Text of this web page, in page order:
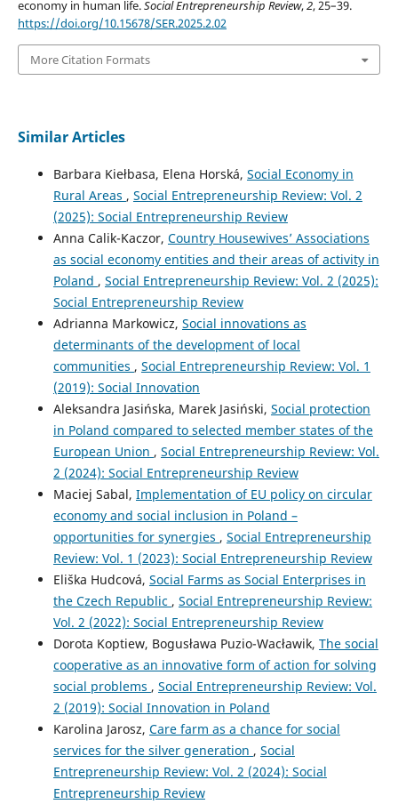
economy in human life.Social Entrepreneurship Review,2, 25–39.
https://doi.org/10.15678/SER.2025.2.02
More Citation Formats
Similar Articles
Barbara Kiełbasa, Elena Horská, Social Economy in
Rural Areas , Social Entrepreneurship Review: Vol. 2
(2025): Social Entrepreneurship Review
Anna Calik-Kaczor, Country Housewives’ Associations
as social economy entities and their areas of activity in
Poland , Social Entrepreneurship Review: Vol. 2 (2025):
Social Entrepreneurship Review
Adrianna Markowicz, Social innovations as
determinants of the development of local
communities , Social Entrepreneurship Review: Vol. 1
(2019): Social Innovation
Aleksandra Jasińska, Marek Jasiński, Social protection
in Poland compared to selected member states of the
European Union , Social Entrepreneurship Review: Vol.
2 (2024): Social Entrepreneurship Review
Maciej Sabal, Implementation of EU policy on circular
economy and social inclusion in Poland –
opportunities for synergies , Social Entrepreneurship
Review: Vol. 1 (2023): Social Entrepreneurship Review
Eliška Hudcová, Social Farms as Social Enterprises in
the Czech Republic , Social Entrepreneurship Review:
Vol. 2 (2022): Social Entrepreneurship Review
Dorota Koptiew, Bogusława Puzio-Wacławik, The social
cooperative as an innovative form of action for solving
social problems , Social Entrepreneurship Review: Vol.
2 (2019): Social Innovation in Poland
Karolina Jarosz, Care farm as a chance for social
services for the silver generation , Social
Entrepreneurship Review: Vol. 2 (2024): Social
Entrepreneurship Review